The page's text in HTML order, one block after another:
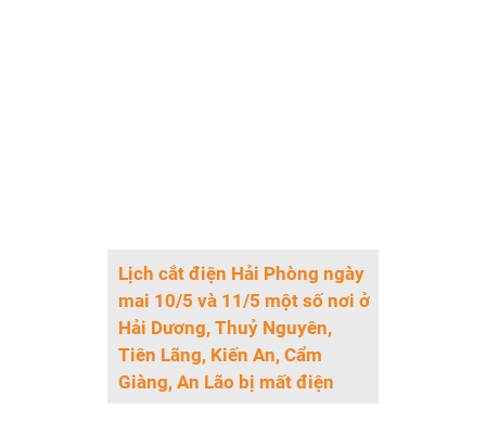
Lịch cắt điện Hải Phòng ngày
mai 10/5 và 11/5 một số nơi ở
Hải Dương, Thuỷ Nguyên,
Tiên Lãng, Kiến An, Cẩm
Giàng, An Lão bị mất điện